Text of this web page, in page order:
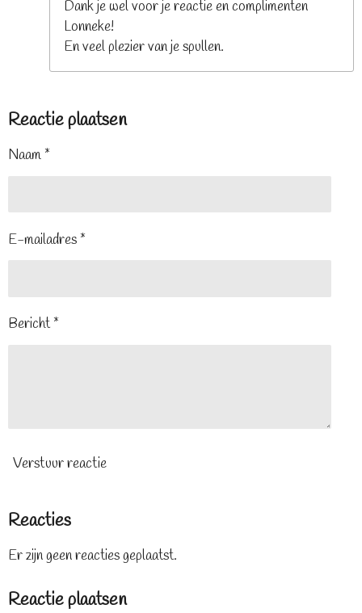
Dank je wel voor je reactie en complimenten
Lonneke!
En veel plezier van je spullen.
Reactie plaatsen
Naam *
E-mailadres *
Bericht *
Verstuur reactie
Reacties
Er zijn geen reacties geplaatst.
Reactie plaatsen